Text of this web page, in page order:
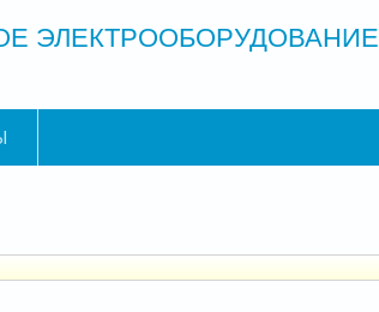
ЭЛЕКТРООБОРУДОВАНИЕ